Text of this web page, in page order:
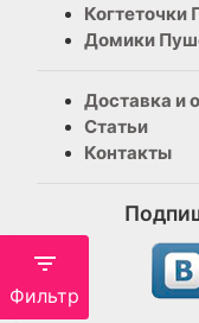
Когтеточки
Домики
Доставка и
Статьи
Контакты
Фильтр